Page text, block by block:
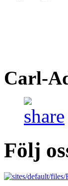
Carl-
Följ